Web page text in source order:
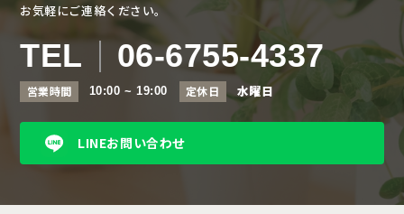
お気軽にご連絡ください。
TEL 06-6755-4337
営業時間 10:00 ~ 19:00 定休日 水曜日
LINEお問い合わせ